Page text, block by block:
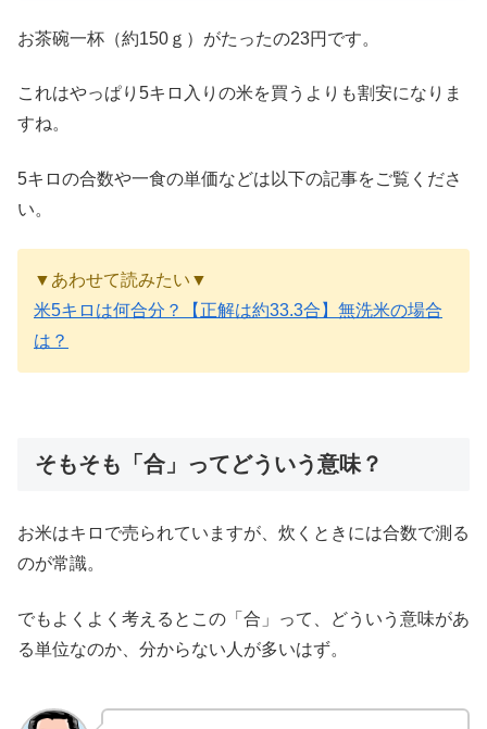
お茶碗一杯（約150ｇ）がたったの23円です。
これはやっぱり5キロ入りの米を買うよりも割安になりま
すね。
5キロの合数や一食の単価などは以下の記事をご覧くださ
い。
▼あわせて読みたい▼
米5キロは何合分？【正解は約33.3合】無洗米の場合
は？
そもそも「合」ってどういう意味？
お米はキロで売られていますが、炊くときには合数で測る
のが常識。
でもよくよく考えるとこの「合」って、どういう意味があ
る単位なのか、分からない人が多いはず。